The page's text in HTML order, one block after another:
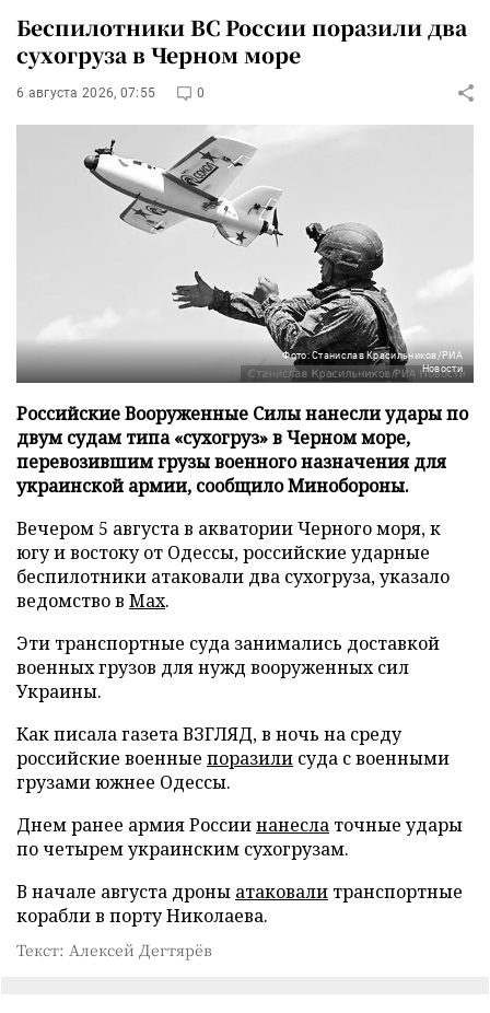
Беспилотники ВС России поразили два
сухогруза в Черном море
6 августа 2026, 07:55 0
Фото: Станислав Красильников/РИА
Новости
Российские Вооруженные Силы нанесли удары по
двум судам типа «сухогруз» в Черном море,
перевозившим грузы военного назначения для
украинской армии, сообщило Минобороны.
Вечером 5 августа в акватории Черного моря, к
югу и востоку от Одессы, российские ударные
беспилотники атаковали два сухогруза, указало
ведомство в Max.
Эти транспортные суда занимались доставкой
военных грузов для нужд вооруженных сил
Украины.
Как писала газета ВЗГЛЯД, в ночь на среду
российские военные поразили суда с военными
грузами южнее Одессы.
Днем ранее армия Россиинанесла точные удары
по четырем украинским сухогрузам.
В начале августа дроны атаковали транспортные
корабли в порту Николаева.
Текст: Алексей Дегтярёв